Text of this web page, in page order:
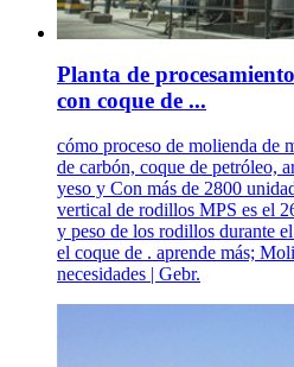
Planta de
con coque de ...
cómo proceso de molienda de
de carbón, coque de petróleo,
yeso y Con más de 2800
vertical de rodillos MPS es el
y peso de los rodillos durante
el coque de . aprende más;
necesidades | Gebr.